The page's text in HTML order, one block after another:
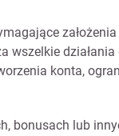
konta,
bonusach lub